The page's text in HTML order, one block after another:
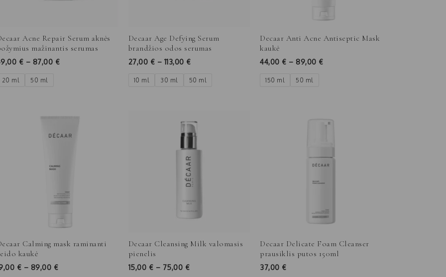
Acne Repair Serum aknės
mažinantis serumas
€ – 87,00 €
20 ml 50 ml
Decaar Age Defying Serum
brandžios odos serumas
27,00 € – 113,00 €
10 ml 30 ml 50 ml
Decaar Anti Acne Antiseptic Mask
kaukė
44,00 € – 89,00 €
150 ml 50 ml
Calming mask raminanti
kaukė
€ – 89,00 €
Price
19,00 €
Decaar Cleansing Milk valomasis
pienelis
15,00 € – 75,00 €
range:
15,00 €
75,00 €
Decaar Delicate Foam Cleanser
prausiklis putos 150ml
37,00 €